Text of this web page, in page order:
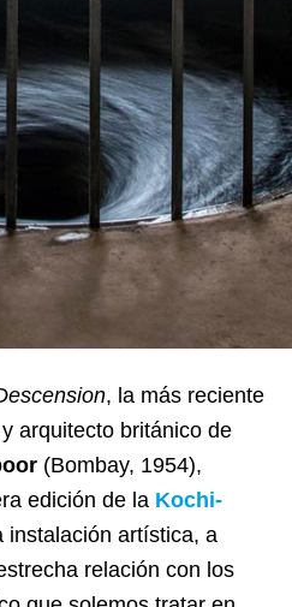
, la más reciente
arquitecto británico de
(Bombay, 1954),
edición de la Kochi-
instalación artística, a
relación con los